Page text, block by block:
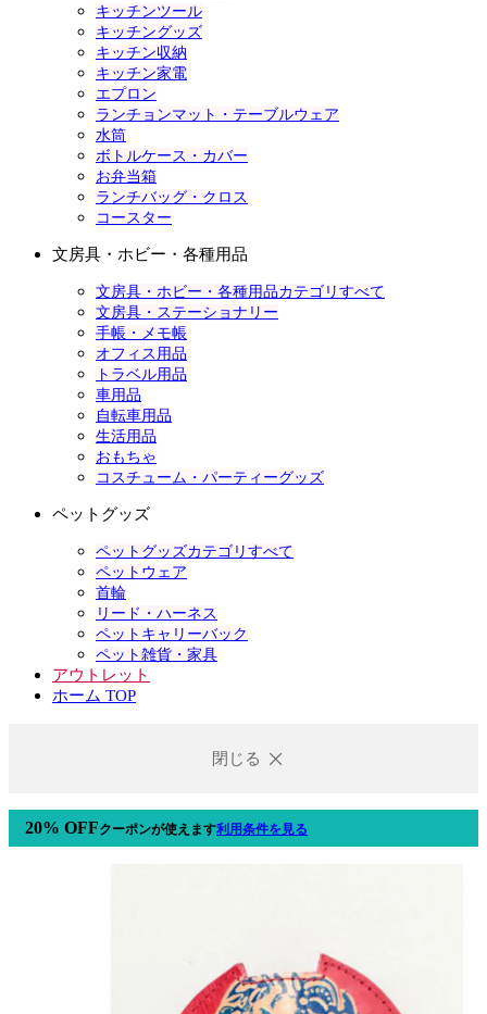
キッチンツール
キッチングッズ
キッチン収納
キッチン家電
エプロン
ランチョンマット・テーブルウェア
水筒
ボトルケース・カバー
お弁当箱
ランチバッグ・クロス
コースター
文房具・ホビー・各種用品
文房具・ホビー・各種用品カテゴリすべて
文房具・ステーショナリー
手帳・メモ帳
オフィス用品
トラベル用品
車用品
自転車用品
生活用品
おもちゃ
コスチューム・パーティーグッズ
ペットグッズ
ペットグッズカテゴリすべて
ペットウェア
首輪
リード・ハーネス
ペットキャリーバック
ペット雑貨・家具
アウトレット
ホーム TOP
閉じる
20% OFFクーポンが使えます利用条件を見る